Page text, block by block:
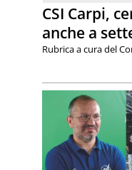
CSI Carpi,
anche a
Rubrica a cura del